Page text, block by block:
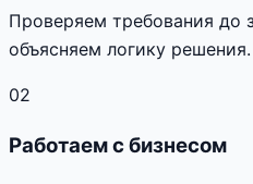
Проверяем требования до
объясняем логику решения.
02
Работаем с бизнесом